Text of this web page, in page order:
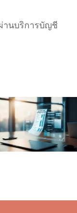
านบริการบัญชี